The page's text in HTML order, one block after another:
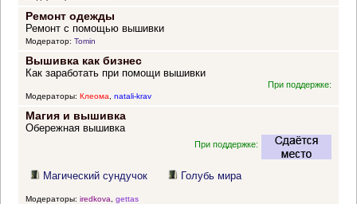
Ремонт одежды
Ремонт с помощью вышивки
Модератор: Tomin
Вышивка как бизнес
Как заработать при помощи вышивки
При поддержке:
Модераторы: Клеома, natali-krav
Магия и вышивка
Обережная вышивка
При поддержке:
Магический сундучок Голубь мира
Модераторы: iredkova gettas